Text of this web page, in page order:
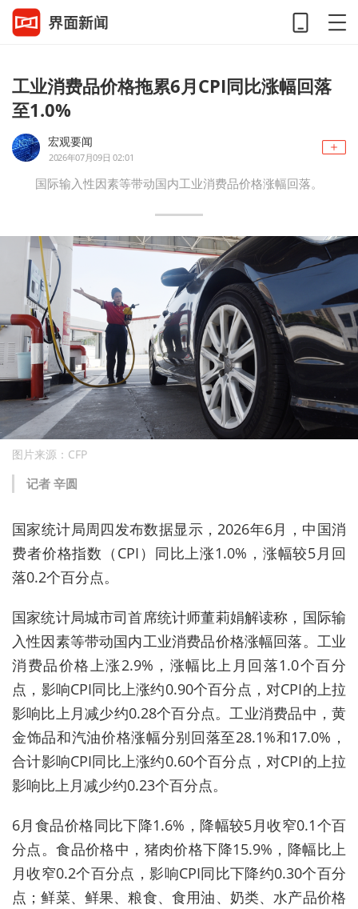
工业消费品价格拖累6月CPI同比涨幅回落
至1.0%
宏观要闻
2026年07月09日 02:01
国际输入性因素等带动国内工业消费品价格涨幅回落。
图片来源：CFP
记者 辛圆
国家统计局周四发布数据显示，2026年6月，中国消
费者价格指数（CPI）同比上涨1.0%，涨幅较5月回
落0.2个百分点。
国家统计局城市司首席统计师董莉娟解读称，国际输
入性因素等带动国内工业消费品价格涨幅回落。工业
消费品价格上涨2.9%，涨幅比上月回落1.0个百分
点，影响CPI同比上涨约0.90个百分点，对CPI的上拉
影响比上月减少约0.28个百分点。工业消费品中，黄
金饰品和汽油价格涨幅分别回落至28.1%和17.0%，
合计影响CPI同比上涨约0.60个百分点，对CPI的上拉
影响比上月减少约0.23个百分点。
6月食品价格同比下降1.6%，降幅较5月收窄0.1个百
分点。食品价格中，猪肉价格下降15.9%，降幅比上
月收窄0.2个百分点，影响CPI同比下降约0.30个百分
点；鲜菜、鲜果、粮食、食用油、奶类、水产品价格